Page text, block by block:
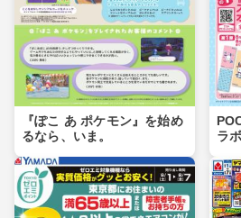
『ぽこ あ ポケモン』を始め
るなら、いま。
ラ